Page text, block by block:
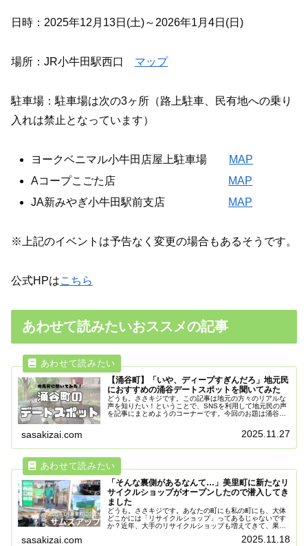
日時：2025年12月13日(土)～2026年1月4日(日)
場所：JR小牛田駅西口 マップ
駐車場：駐車場は次の3ヶ所（路上駐車、民有地への乗り
入れは禁止となっています）
ヨークベニマル小牛田店屋上駐車場
MAP
Aコープこごた店
MAP
JA新みやぎ小牛田駅前支店
MAP
※上記のイベントは予告なく変更の場合もあるそうです。
公式HPはこちら
あわせて読みたいおススメの記事
【涌谷町】「いや、ディープすぎんだろ」地元民
におすすめの涌谷デートスポットを聞いてみた
どうも。ささキジです。この記事は地元の方々のリアルな
声を知りたい！ということで、SNSを利用して地元民の声
を記事にまとめようのコーナーです。今回のお題は涌谷町
sasakizai.com 2025.11.27
「そんな裏側があるなんて…」美里町に新たなリ
サイクルショップがオープンしたので潜入してき
ました
どうも。ささキジです。あなたの町にも私の町にも、大体
どこかには「リサイクルショップ」ってあるじゃないです
か？近年、大手のリサイクルショップも増えてきて、果た
sasakizai.com 2025.11.18